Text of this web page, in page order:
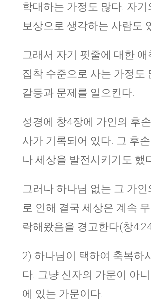
학대하는 가정도 많다. 자
보상으로 생각하는 사람도
그래서 자기 핏줄에 대한 애
집착 수준으로 사는 가정도
갈등과 문제를 일으킨다.
성경에 창4장에 가인의 후
사가 기록되어 있다. 그 후
나 세상을 발전시키기도 했
그러나 하나님 없는 그 가인
로 인해 결국 세상은 계속
락해왔음을 경고한다(창
2) 하나님이 택하여 축복하
다. 그냥 신자의 가문이 아
에 있는 가문이다.